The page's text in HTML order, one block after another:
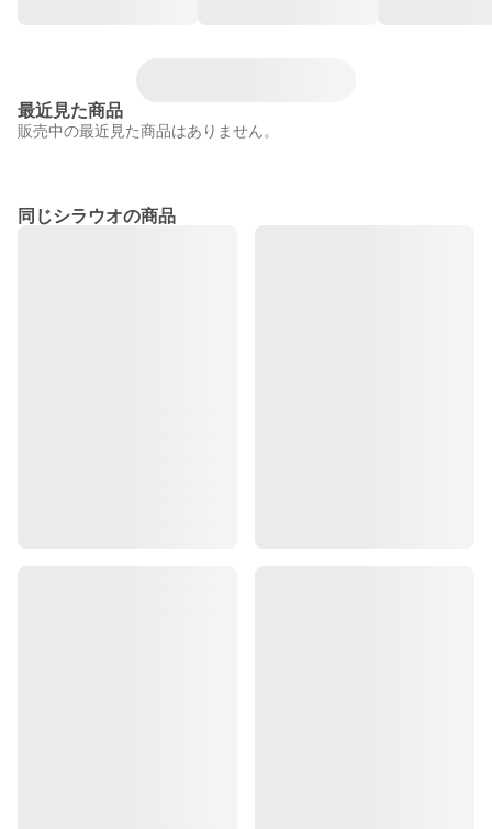
最近見た商品
販売中の最近見た商品はありません。
同じシラウオの商品